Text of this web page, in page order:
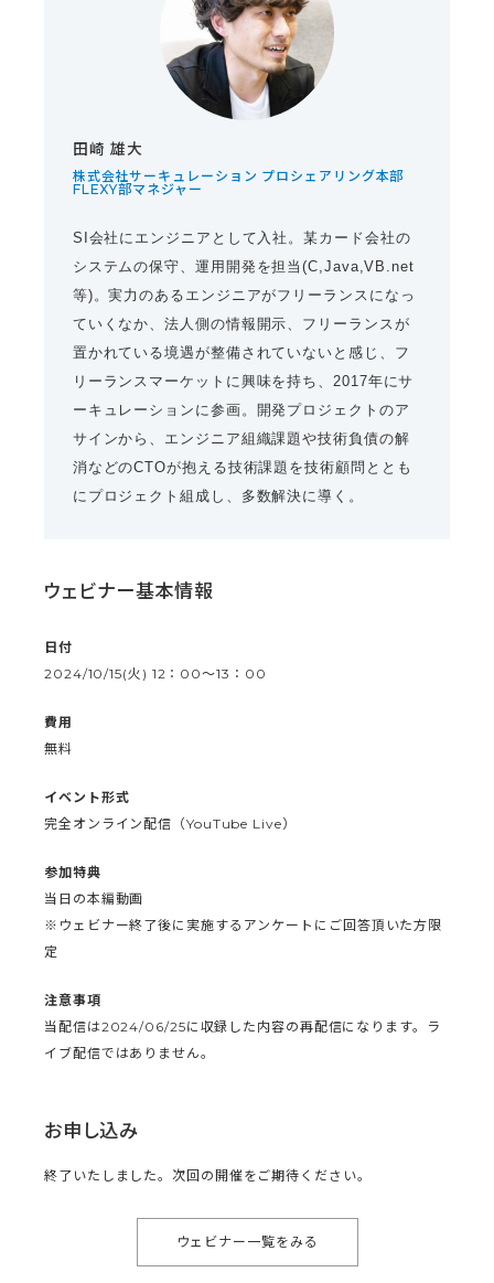
田崎 雄大
株式会社サーキュレーション プロシェアリング本部
FLEXY部マネジャー
SI会社にエンジニアとして入社。某カード会社の
システムの保守、運用開発を担当(C,Java,VB.net
等)。実力のあるエンジニアがフリーランスになっ
ていくなか、法人側の情報開示、フリーランスが
置かれている境遇が整備されていないと感じ、フ
リーランスマーケットに興味を持ち、2017年にサ
ーキュレーションに参画。開発プロジェクトのア
サインから、エンジニア組織課題や技術負債の解
消などのCTOが抱える技術課題を技術顧問ととも
にプロジェクト組成し、多数解決に導く。
ウェビナー基本情報
日付
2024/10/15(火) 12：00〜13：00
費用
無料
イベント形式
完全オンライン配信（YouTube Live）
参加特典
当日の本編動画
※ウェビナー終了後に実施するアンケートにご回答頂いた方限
定
注意事項
当配信は2024/06/25に収録した内容の再配信になります。ラ
イブ配信ではありません。
お申し込み
終了いたしました。次回の開催をご期待ください。
ウェビナー一覧をみる